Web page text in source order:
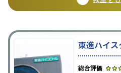
東進ハイ